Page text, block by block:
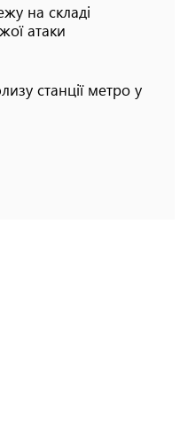
на складі
атаки
станції метро у